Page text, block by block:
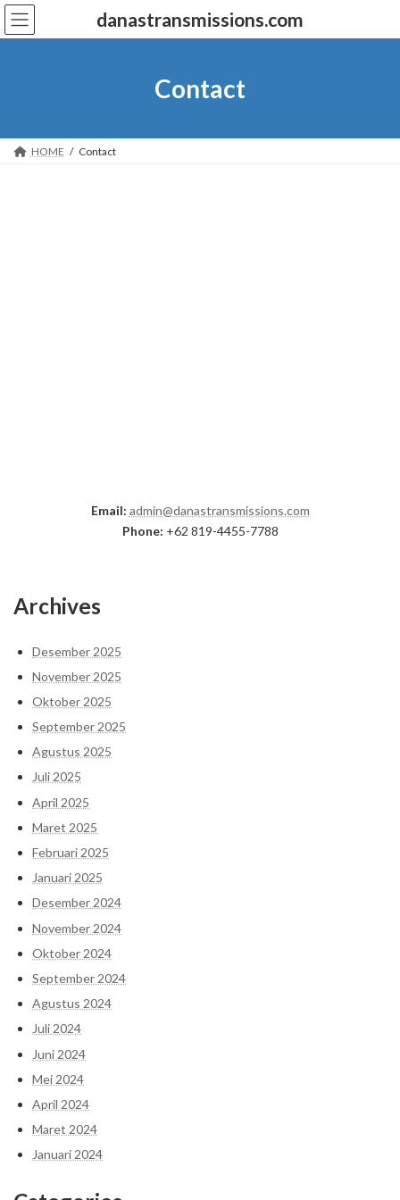
Skip
to
the
Skip
to
the
danastransmissions.com
Contact
HOME Contact
Email: admin@danastransmissions.com
Phone: +62 819-4455-7788
Archives
Desember 2025
November 2025
Oktober 2025
September 2025
Agustus 2025
Juli 2025
April 2025
Maret 2025
Februari 2025
Januari 2025
Desember 2024
November 2024
Oktober 2024
September 2024
Agustus 2024
Juli 2024
Juni 2024
Mei 2024
April 2024
Maret 2024
Januari 2024